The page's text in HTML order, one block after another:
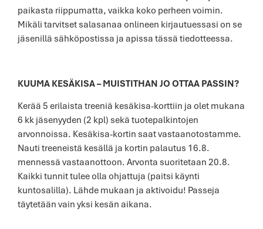
paikasta riippumatta, vaikka koko perheen voimin.
Mikäli tarvitset salasanaa onlineen kirjautuessasi on se
jäsenillä sähköpostissa ja apissa tässä tiedotteessa.
KUUMA KESÄKISA – MUISTITHAN JO OTTAA PASSIN?
Kerää 5 erilaista treeniä kesäkisa-korttiin ja olet mukana
6 kk jäsenyyden (2 kpl) sekä tuotepalkintojen
arvonnoissa. Kesäkisa-kortin saat vastaanotostamme.
Nauti treeneistä kesällä ja kortin palautus 16.8.
mennessä vastaanottoon. Arvonta suoritetaan 20.8.
Kaikki tunnit tulee olla ohjattuja (paitsi käynti
kuntosalilla). Lähde mukaan ja aktivoidu! Passeja
täytetään vain yksi kesän aikana.